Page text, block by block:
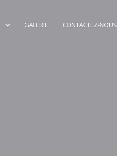
GALERIE CONTACTEZ-NOUS